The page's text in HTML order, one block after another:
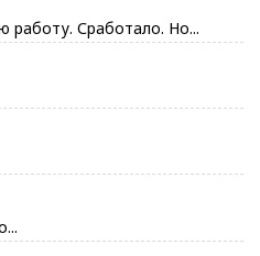
работу. Сработало. Но...